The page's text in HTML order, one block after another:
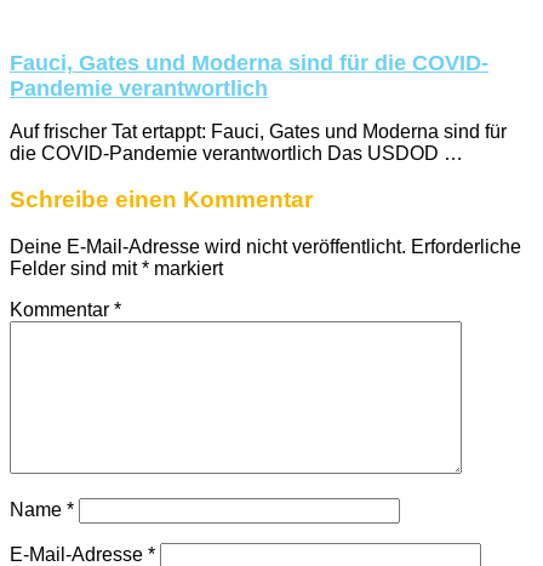
Fauci, Gates und Moderna sind für die COVID-
Pandemie verantwortlich
Auf frischer Tat ertappt: Fauci, Gates und Moderna sind für
die COVID-Pandemie verantwortlich Das USDOD …
Schreibe einen Kommentar
Deine E-Mail-Adresse wird nicht veröffentlicht. Erforderliche
Felder sind mit* markiert
Kommentar *
Name *
E-Mail-Adresse *